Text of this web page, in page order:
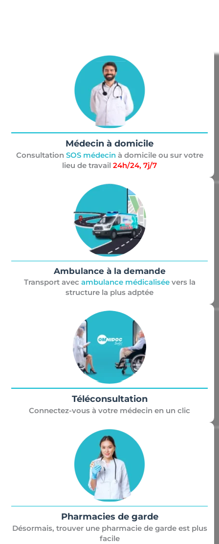
Médecin à domicile
Consultation SOS médecinà domicile ou sur votre
lieu de travail 24h/24, 7j/7
Ambulance à la demande
Transport avec ambulance médicaliséevers la
structure la plus adptée
Téléconsultation
Connectez-vous à votre médecin en un clic
Pharmacies de garde
Désormais, trouver une pharmacie de garde est plus
facile